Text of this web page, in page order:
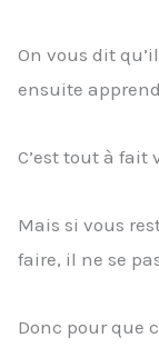
On vous dit
ensuite
C’est tout à fait
Mais si vous
faire, il ne se
Donc pour que